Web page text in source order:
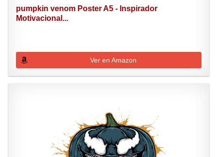
pumpkin venom Poster A5 - Inspirador
Motivacional...
Ver en Amazon